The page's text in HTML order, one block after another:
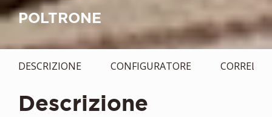
POLTRONE
DESCRIZIONE CONFIGURATORE CORRELATI
Descrizione